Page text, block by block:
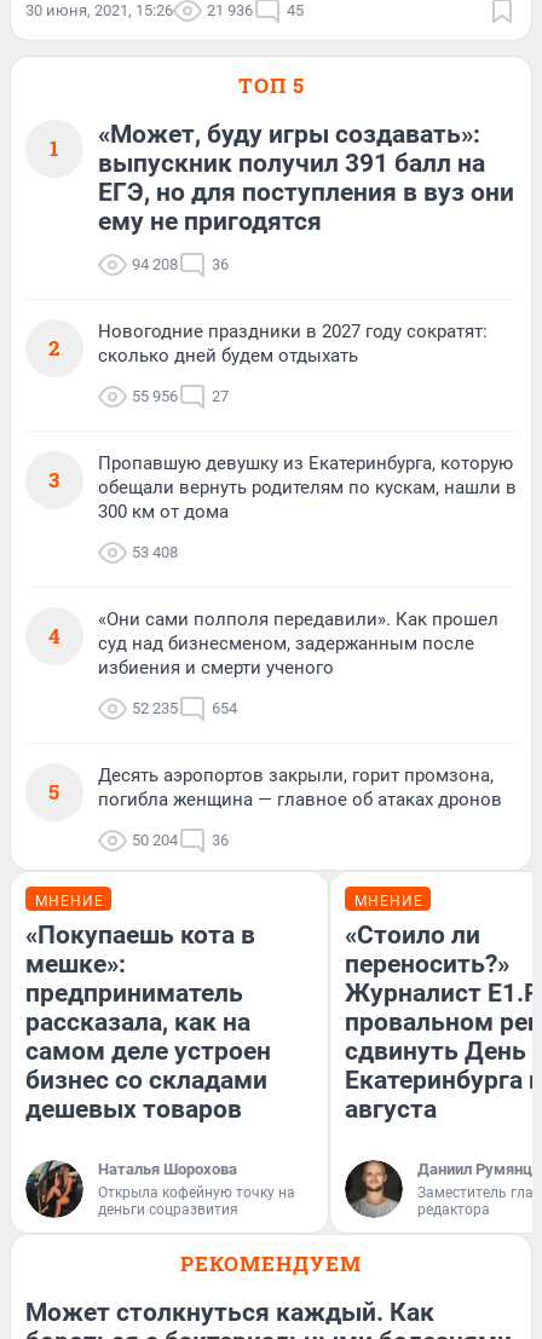
30 июня, 2021, 15:26 21 936 45
ТОП 5
1
«Может, буду игры создавать»:
выпускник получил 391 балл на
ЕГЭ, но для поступления в вуз они
ему не пригодятся
94 208 36
2
Новогодние праздники в 2027 году сократят:
сколько дней будем отдыхать
55 956 27
3
Пропавшую девушку из Екатеринбурга, которую
обещали вернуть родителям по кускам, нашли в
300 км от дома
53 408
4
«Они сами полполя передавили». Как прошел
суд над бизнесменом, задержанным после
избиения и смерти ученого
52 235 654
5
Десять аэропортов закрыли, горит промзона,
погибла женщина — главное об атаках дронов
50 204 36
МНЕНИЕ
«Покупаешь кота в
мешке»:
предприниматель
рассказала, как на
самом деле устроен
бизнес со складами
дешевых товаров
Наталья Шорохова
Открыла кофейную точку на
деньги соцразвития
МНЕНИЕ
«Стоило ли
переносить?»
Журналист
провальном
сдвинуть День
Екатеринбурга
августа
Даниил
Заместитель
редактора
РЕКОМЕНДУЕМ
Может столкнуться каждый. Как